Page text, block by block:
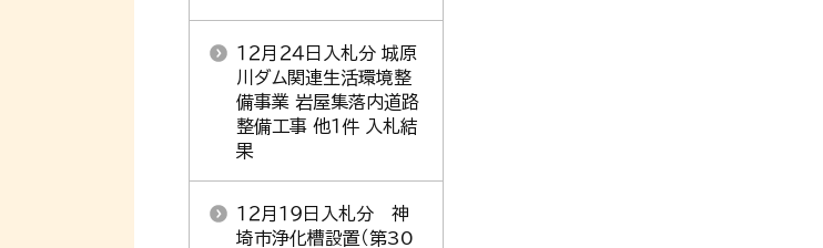
１２月２４日入札分 城原
川ダム関連生活環境整
備事業 岩屋集落内道路
整備工事 他１件 入札結
果
１２月１９日入札分 神
埼市浄化槽設置（第30